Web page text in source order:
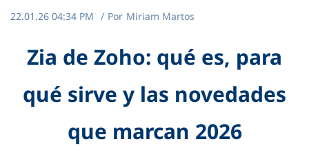
22.01.26 04:34 PM Por Miriam Martos
Zia de Zoho: qué es, para
qué sirve y las novedades
que marcan 2026